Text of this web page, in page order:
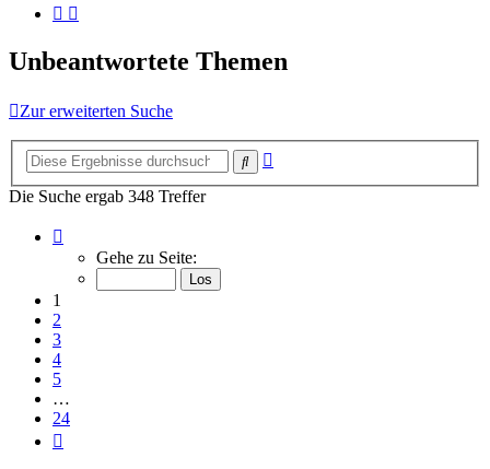
Unbeantwortete Themen
Zur erweiterten Suche
Suche
Die Suche ergab 348 Treffer
von
Gehe zu Seite:
1
2
3
4
5
…
24